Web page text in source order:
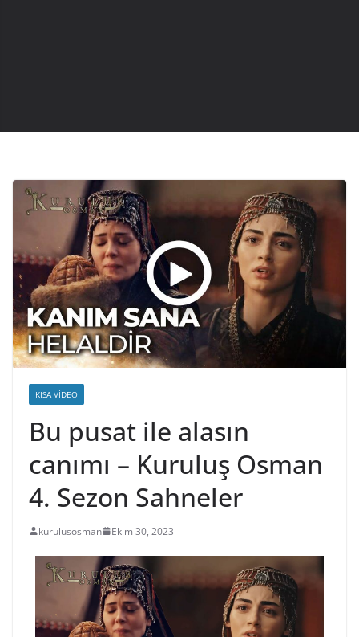
KISA VIDEO
Bu pusat ile alasın
canımı – Kuruluş Osman
4. Sezon Sahneler
kurulusosman Ekim 30, 2023